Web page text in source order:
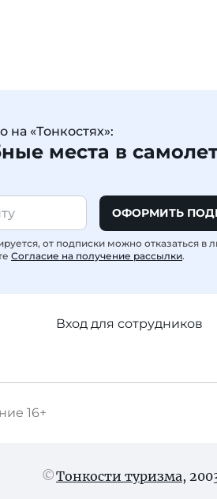
на «Тонкостях»:
места в
ОФОРМИТЬ
от подписки можно отказаться в
Согласие на получение рассылки.
Вход для сотрудников
16+
Тонкости туризма,